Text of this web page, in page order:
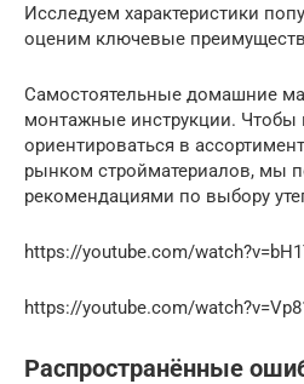
Исследуем характеристики
оценим ключевые
Самостоятельные домашние
монтажные инструкции.
ориентироваться в
рынком стройматериалов, мы
рекомендациями по выбору
https://youtube.com/
https://youtube.com/
Распространённые